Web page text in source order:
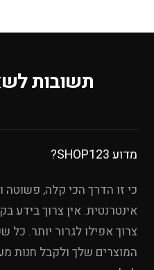
תשובות
מדוע SHOP123?
כי זו הדרך הכי קלה, פשוטה
אינטרנטית. אין צרוך בידע
צרוך אפילו לגרור יותר.
המוצרים שלך ולקבל חנות